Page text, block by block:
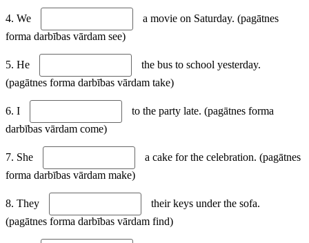
4. We
a movie on Saturday. (pagātnes
forma darbības vārdam see)
5. He
the bus to school yesterday.
(pagātnes forma darbības vārdam take)
6. I
to the party late. (pagātnes forma
darbības vārdam come)
7. She
a cake for the celebration. (pagātnes
forma darbības vārdam make)
8. They
their keys under the sofa.
(pagātnes forma darbības vārdam find)